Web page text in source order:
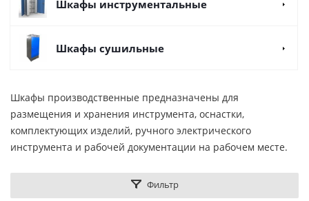
Шкафы инструментальные
Шкафы сушильные
Шкафы производственные предназначены для
размещения и хранения инструмента, оснастки,
комплектующих изделий, ручного электрического
инструмента и рабочей документации на рабочем месте.
Фильтр